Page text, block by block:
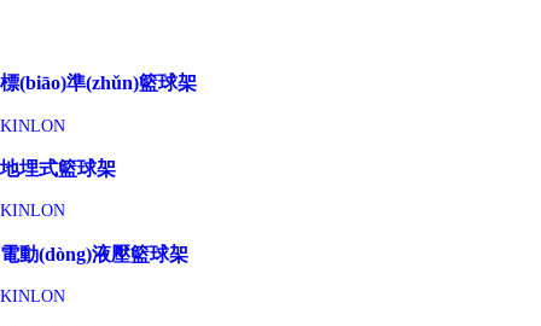
標(biāo)準(zhǔn)籃球架
KINLON
地埋式籃球架
KINLON
電動(dòng)液壓籃球架
KINLON